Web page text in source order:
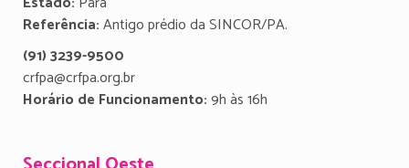
Referência:Antigo prédio da SINCOR/PA.
(91) 3239-9500
crfpa@crfpa.org.br
Horário de Funcionamento:9h às 16h